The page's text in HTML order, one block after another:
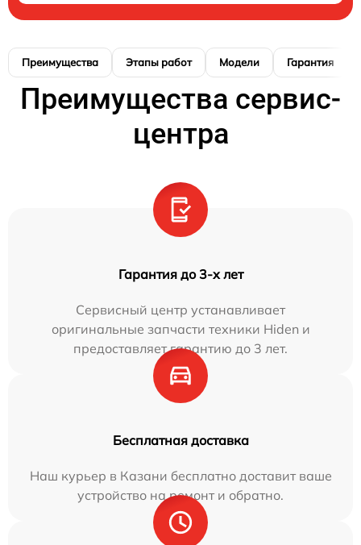
Преимущества Этапы работ Модели Гарантия
Преимущества сервис-
центра
Гарантия до 3-х лет
Сервисный центр устанавливает
оригинальные запчасти техники Hiden и
предоставляет гарантию до 3 лет.
Бесплатная доставка
Наш курьер в Казани бесплатно доставит ваше
устройство на ремонт и обратно.